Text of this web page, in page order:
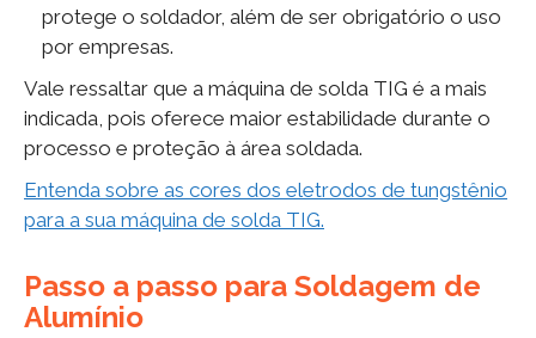
protege o soldador, além de ser obrigatório o uso
por empresas.
Vale ressaltar que a máquina de solda TIG é a mais
indicada, pois oferece maior estabilidade durante o
processo e proteção à área soldada.
Entenda sobre as cores dos eletrodos de tungstênio
para a sua máquina de solda TIG.
Passo a passo para Soldagem de
Alumínio